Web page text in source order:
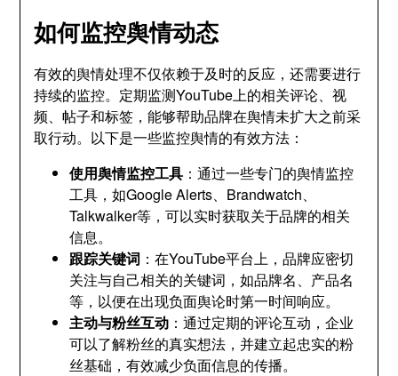
如何监控舆情动态
有效的舆情处理不仅依赖于及时的反应，还需要进行
持续的监控。定期监测YouTube上的相关评论、视
频、帖子和标签，能够帮助品牌在舆情未扩大之前采
取行动。以下是一些监控舆情的有效方法：
使用舆情监控工具 ：通过一些专门的舆情监控
工具，如Google Alerts、Brandwatch、
Talkwalker等，可以实时获取关于品牌的相关
信息。
跟踪关键词 ：在YouTube平台上，品牌应密切
关注与自己相关的关键词，如品牌名、产品名
等，以便在出现负面舆论时第一时间响应。
主动与粉丝互动 ：通过定期的评论互动，企业
可以了解粉丝的真实想法，并建立起忠实的粉
丝基础，有效减少负面信息的传播。